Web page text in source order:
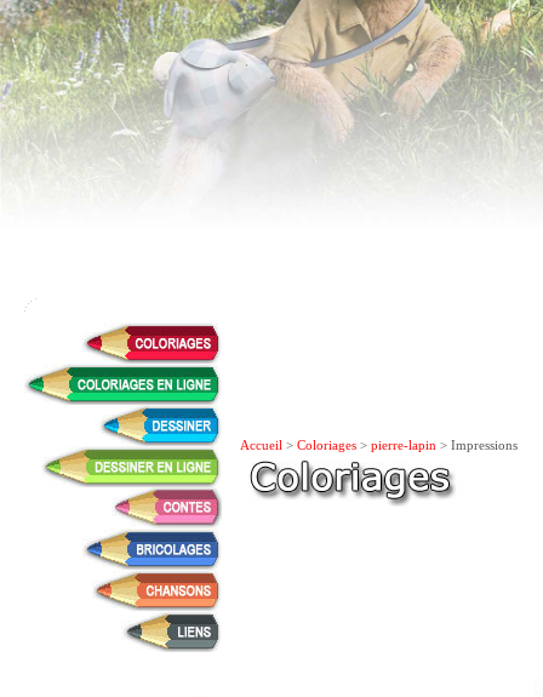
Accueil > Coloriages > pierre-lapin > Impressions